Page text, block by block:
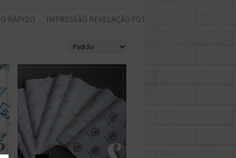
RÁPIDO IMPRESSÃO REVELAÇÃO FOTOS